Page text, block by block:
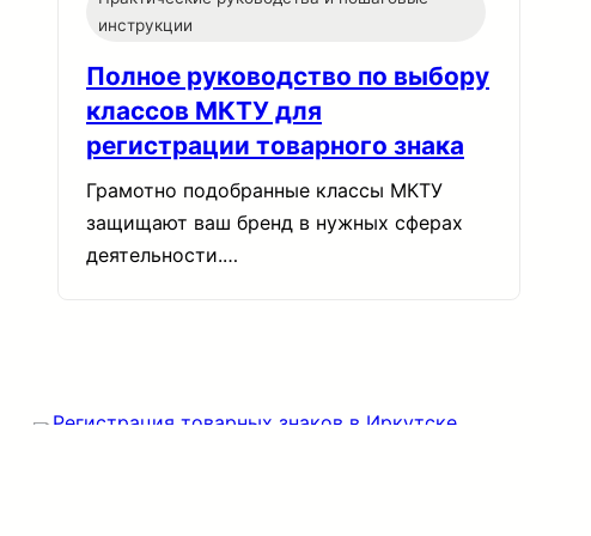
инструкции
Полное руководство по выбору
классов МКТУ для
регистрации товарного знака
Грамотно подобранные классы МКТУ
защищают ваш бренд в нужных сферах
деятельности.…